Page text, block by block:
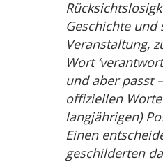
Geschichte und
Veranstaltung,
Wort
und aber passt
offiziellen
langjährigen)
Einen
geschilderten